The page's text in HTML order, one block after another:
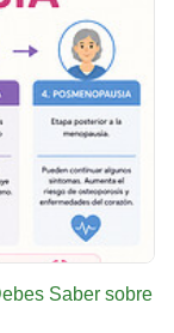
Saber sobre